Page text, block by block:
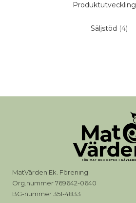
Produktutveckling
Säljstöd (4)
MatVärden Ek. Förening
Org.nummer 769642-0640
BG-nummer 351-4833